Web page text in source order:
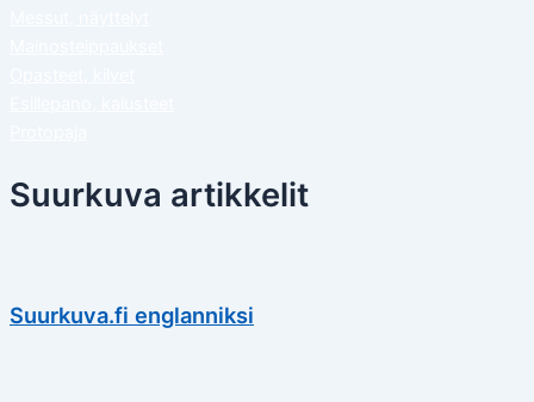
Suurkuva artikkelit
Suurkuva.fi englanniksi